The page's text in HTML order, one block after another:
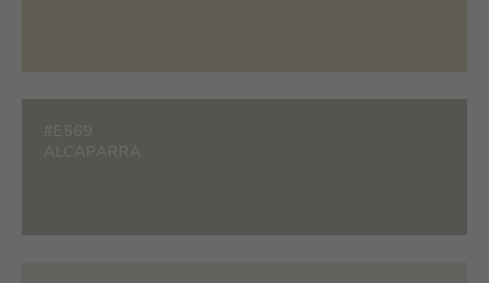
#E569
ALCAPARRA